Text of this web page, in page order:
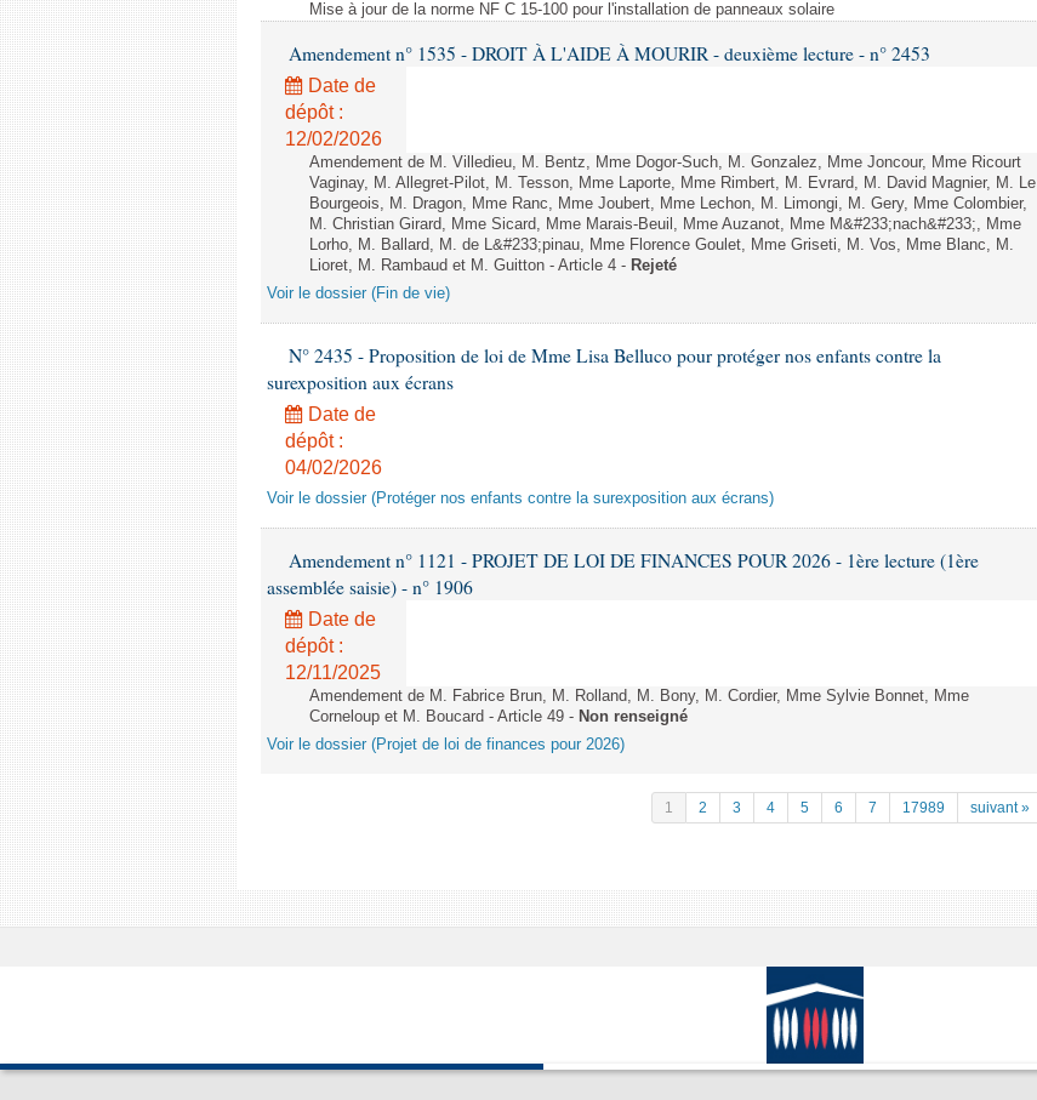
Mise à jour de la norme NF C 15-100 pour l'installation de panneaux solaire
Amendement n° 1535 - DROIT À L'AIDE À MOURIR - deuxième lecture - n° 2453
Date de
dépôt :
12/02/2026
Amendement de M. Villedieu, M. Bentz, Mme Dogor-Such, M. Gonzalez, Mme Joncour, Mme Ricourt
Vaginay, M. Allegret-Pilot, M. Tesson, Mme Laporte, Mme Rimbert, M. Evrard, M. David Magnier, M. Le
Bourgeois, M. Dragon, Mme Ranc, Mme Joubert, Mme Lechon, M. Limongi, M. Gery, Mme Colombier,
M. Christian Girard, Mme Sicard, Mme Marais-Beuil, Mme Auzanot, Mme M&#233;nach&#233;, Mme
Lorho, M. Ballard, M. de L&#233;pinau, Mme Florence Goulet, Mme Griseti, M. Vos, Mme Blanc, M.
Lioret, M. Rambaud et M. Guitton - Article 4 - Rejeté
Voir le dossier (Fin de vie)
N° 2435 - Proposition de loi de Mme Lisa Belluco pour protéger nos enfants contre la
surexposition aux écrans
Date de
dépôt :
04/02/2026
Voir le dossier (Protéger nos enfants contre la surexposition aux écrans)
Amendement n° 1121 - PROJET DE LOI DE FINANCES POUR 2026 - 1ère lecture (1ère
assemblée saisie) - n° 1906
Date de
dépôt :
12/11/2025
Amendement de M. Fabrice Brun, M. Rolland, M. Bony, M. Cordier, Mme Sylvie Bonnet, Mme
Corneloup et M. Boucard - Article 49 - Non renseigné
Voir le dossier (Projet de loi de finances pour 2026)
1 2 3 4 5 6 7 17989 suivant »